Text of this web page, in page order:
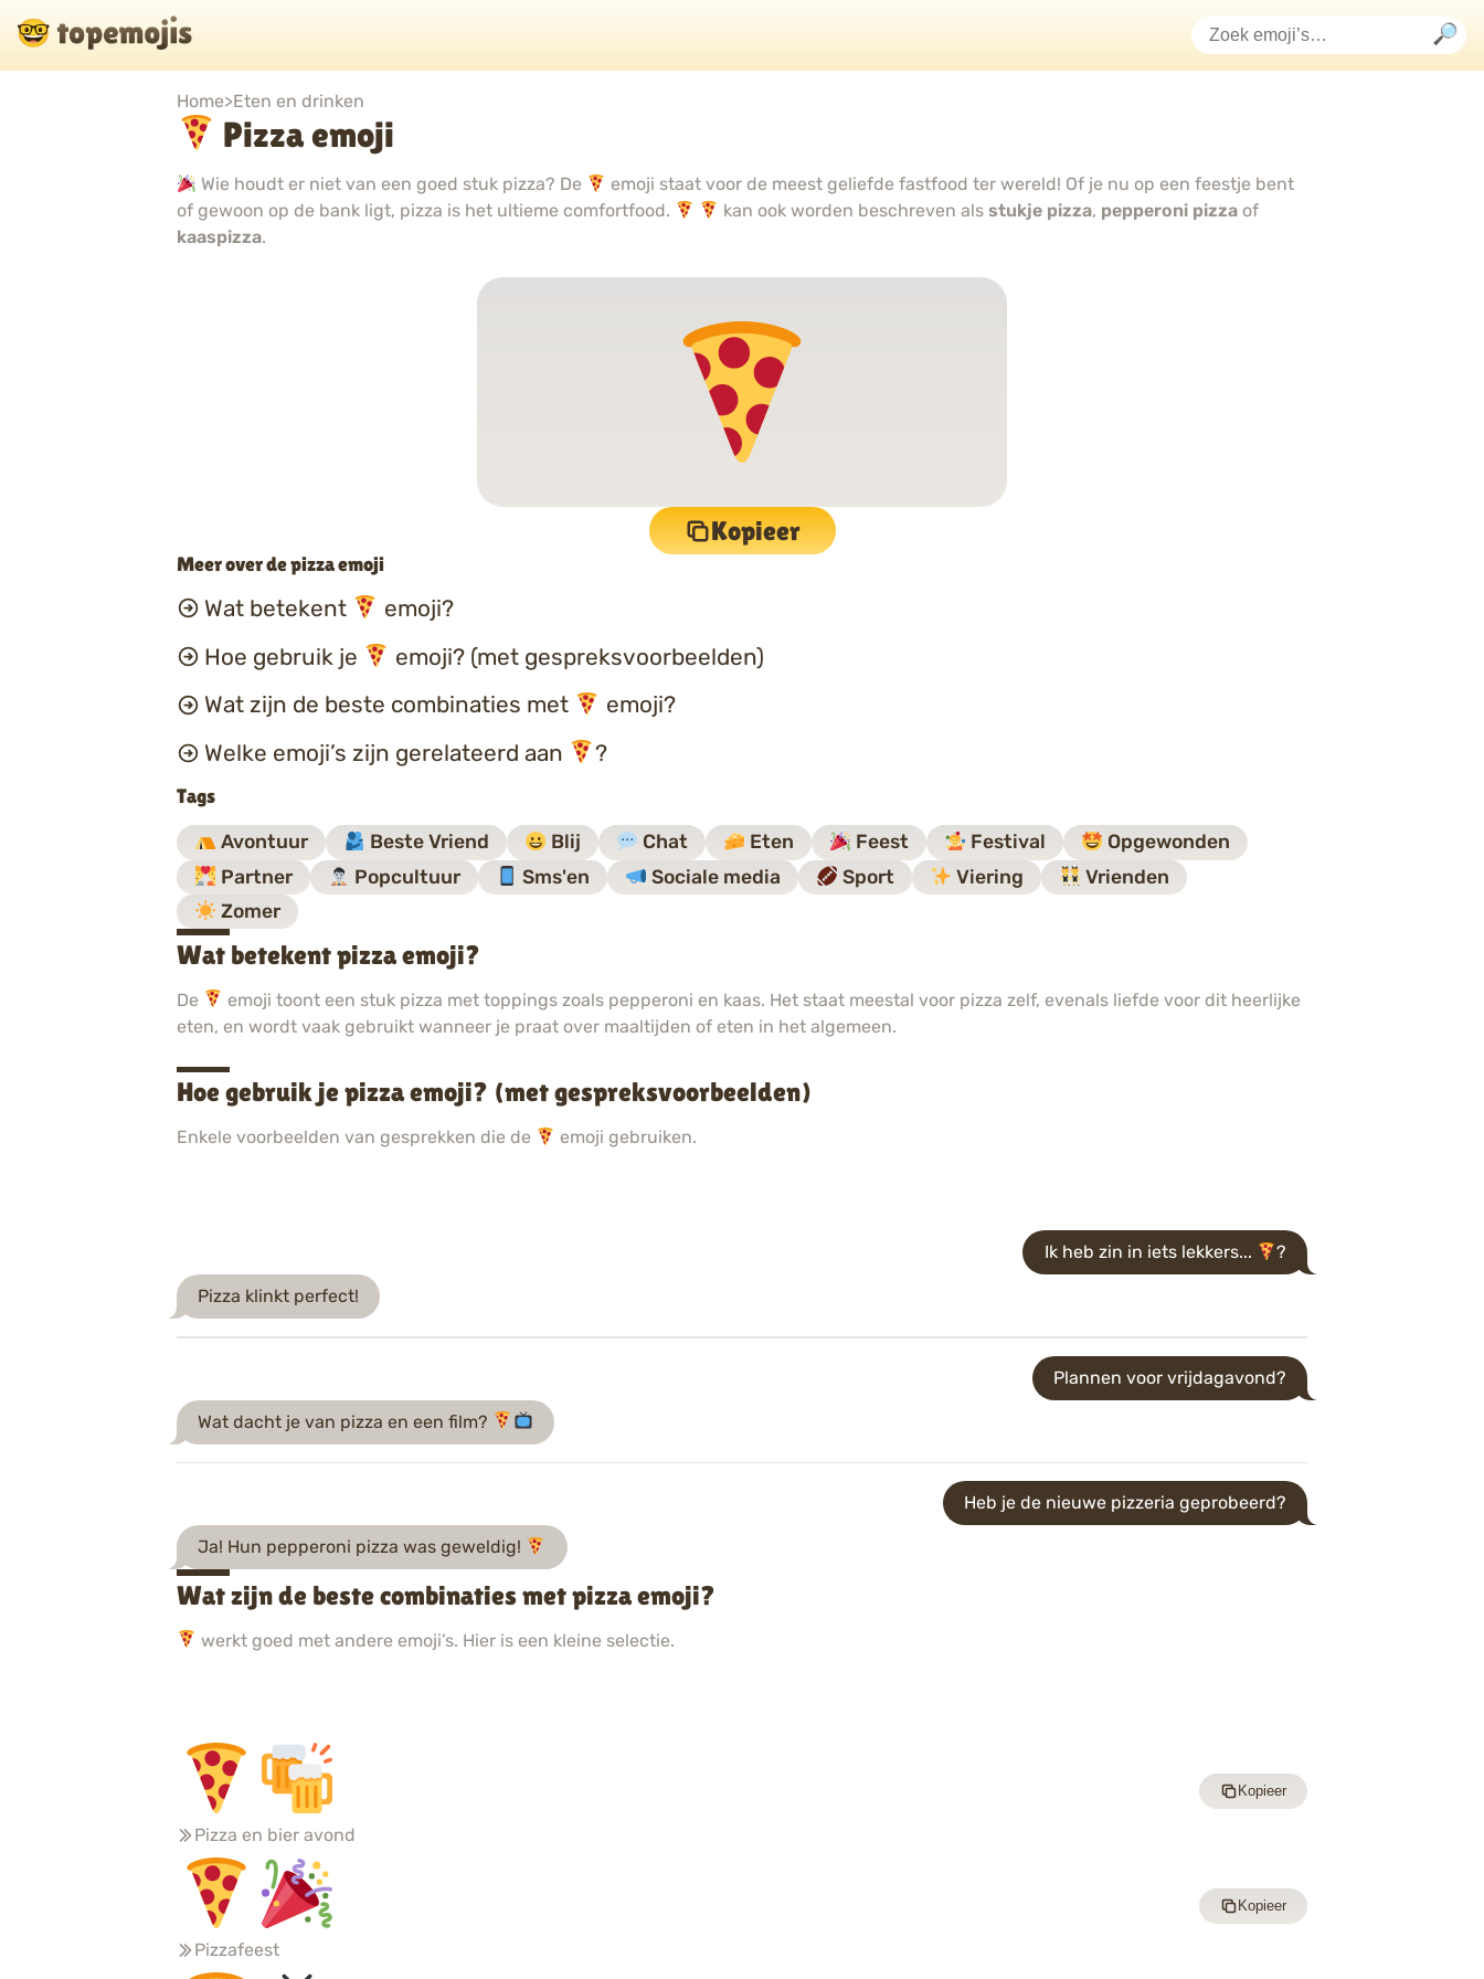
Home>Eten en drinken
Pizza emoji
Wie houdt er niet van een goed stuk pizza? De
emoji staat voor de meest geliefde fastfood ter wereld! Of je nu op een feestje bent
of gewoon op de bank ligt, pizza is het ultieme comfortfood.
kan ook worden beschreven alsstukje pizza, pepperoni pizza of
kaaspizza.
Kopieer
Meer over de pizza emoji
Wat betekent
emoji?
Hoe gebruik je
emoji? (met gespreksvoorbeelden)
Wat zijn de beste combinaties met
emoji?
Welke emoji’s zijn gerelateerd aan
?
Tags
Avontuur Beste Vriend Blij Chat Eten Feest Festival
Opgewonden
Partner
Popcultuur Sms'en Sociale media Sport Viering
Vrienden
Zomer
Wat betekent pizza emoji?
De
emoji toont een stuk pizza met toppings zoals pepperoni en kaas. Het staat meestal voor pizza zelf, evenals liefde voor dit heerlijke
eten, en wordt vaak gebruikt wanneer je praat over maaltijden of eten in het algemeen.
Hoe gebruik je pizza emoji? (met gespreksvoorbeelden)
Enkele voorbeelden van gesprekken die de emoji gebruiken.
Ik heb zin in iets lekkers... ?
Pizza klinkt perfect!
Plannen voor vrijdagavond?
Wat dacht je van pizza en een film?
Heb je de nieuwe pizzeria geprobeerd?
Ja! Hun pepperoni pizza was geweldig!
Wat zijn de beste combinaties met pizza emoji?
werkt goed met andere emoji’s. Hier is een kleine selectie.
Pizza en bier avond
Kopieer
Pizzafeest
Kopieer